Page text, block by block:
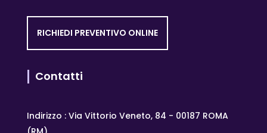
RICHIEDI PREVENTIVO ONLINE
Contatti
Indirizzo : Via Vittorio Veneto, 84 - 00187 ROMA